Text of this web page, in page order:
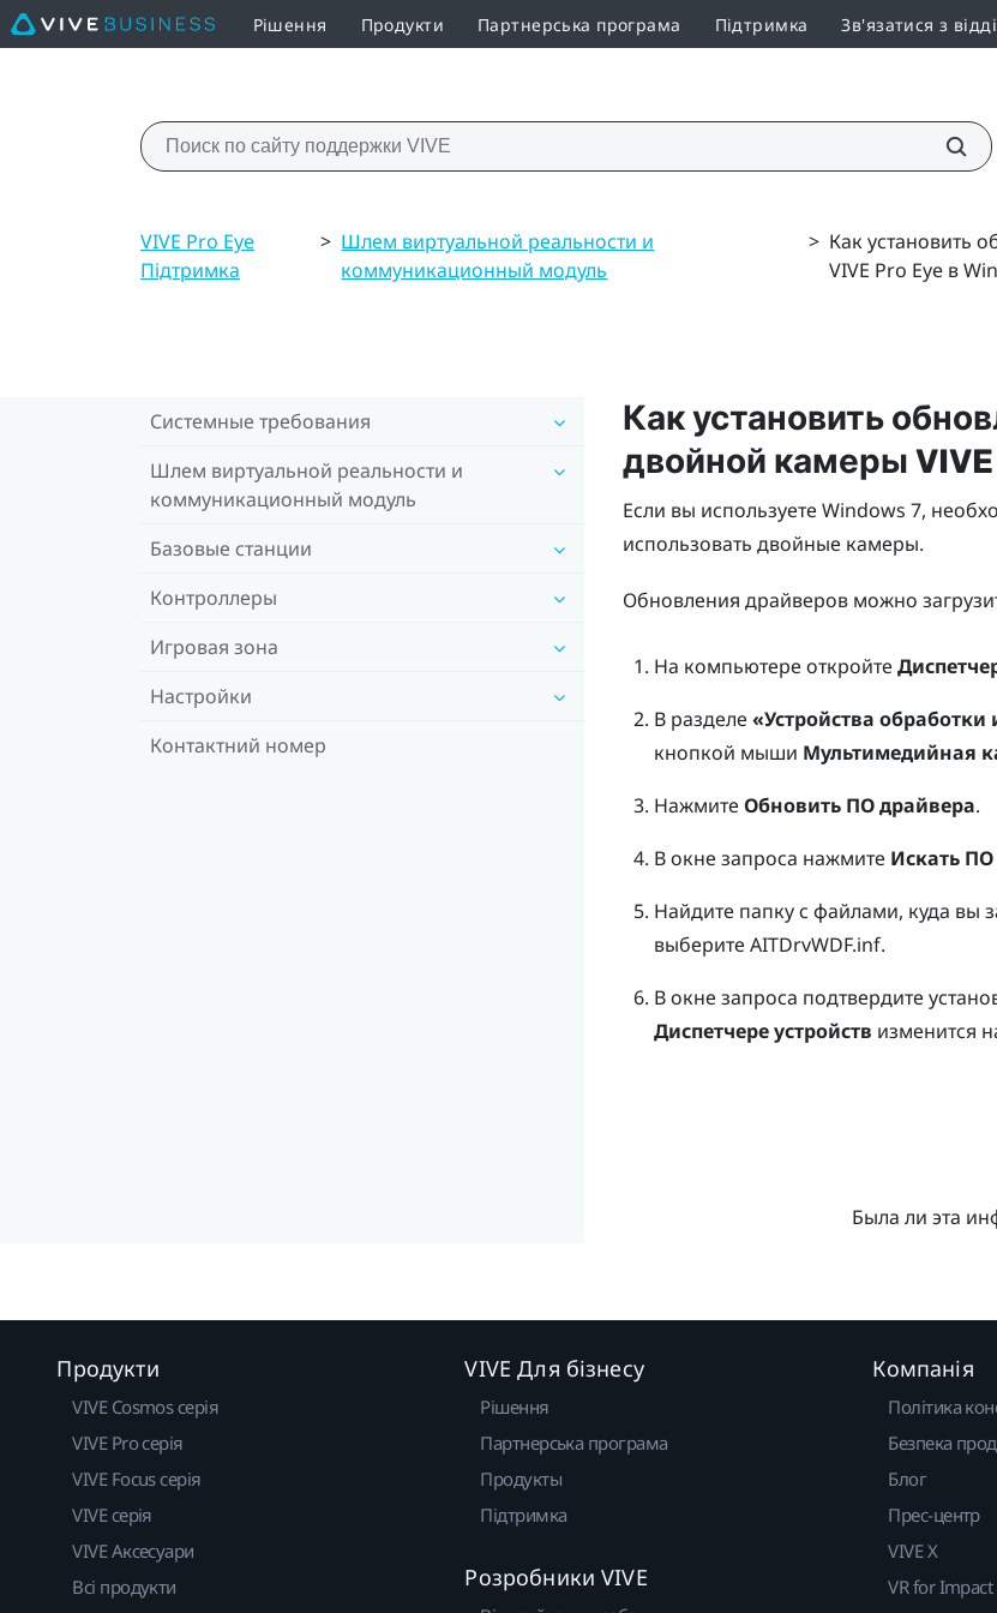
Рішення Продукти Партнерська програма Підтримка Зв'язатися з
VIVE Pro Eye
Підтримка
> Шлем виртуальной реальности и
коммуникационный модуль
> Как установить
VIVE Pro Eye в
Системные требования
Шлем виртуальной реальности и
коммуникационный модуль
Базовые станции
Контроллеры
Игровая зона
Настройки
Контактний номер
Как установить
двойной камеры
Если вы используете Windows 7,
использовать двойные камеры.
Обновления драйверов можно
На компьютере откройте
В разделе «Устройства
кнопкой мыши Мультимедийная
Нажмите Обновить ПО драйвера.
В окне запроса нажмите Искать
Найдите папку с файлами, куда вы
выберите AITDrvWDF.inf.
В окне запроса подтвердите
Диспетчере устройств изменится
Была ли эта
Продукти
VIVE Cosmos серія
VIVE Pro серія
VIVE Focus серія
VIVE серія
VIVE Аксесуари
Всі продукти
VIVE Для бізнесу
Рішення
Партнерська програма
Продукты
Підтримка
Розробники VIVE
Компанія
Політика
Безпека
Блог
Прес-центр
VIVE X
VR for Impact